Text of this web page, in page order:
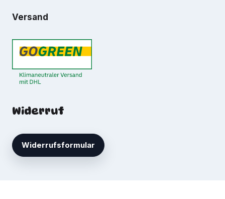
Versand
Widerruf
Widerrufsformular